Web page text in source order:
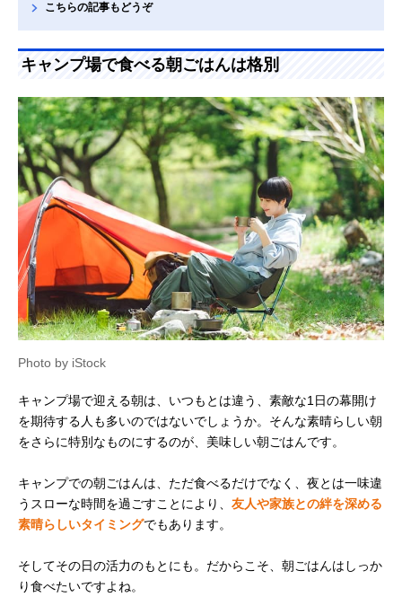
こちらの記事もどうぞ
キャンプ場で食べる朝ごはんは格別
Photo by iStock
キャンプ場で迎える朝は、いつもとは違う、素敵な1日の幕開け
を期待する人も多いのではないでしょうか。そんな素晴らしい朝
をさらに特別なものにするのが、美味しい朝ごはんです。
キャンプでの朝ごはんは、ただ食べるだけでなく、夜とは一味違
うスローな時間を過ごすことにより、 友人や家族との絆を深める
素晴らしいタイミングでもあります。
そしてその日の活力のもとにも。だからこそ、朝ごはんはしっか
り食べたいですよね。